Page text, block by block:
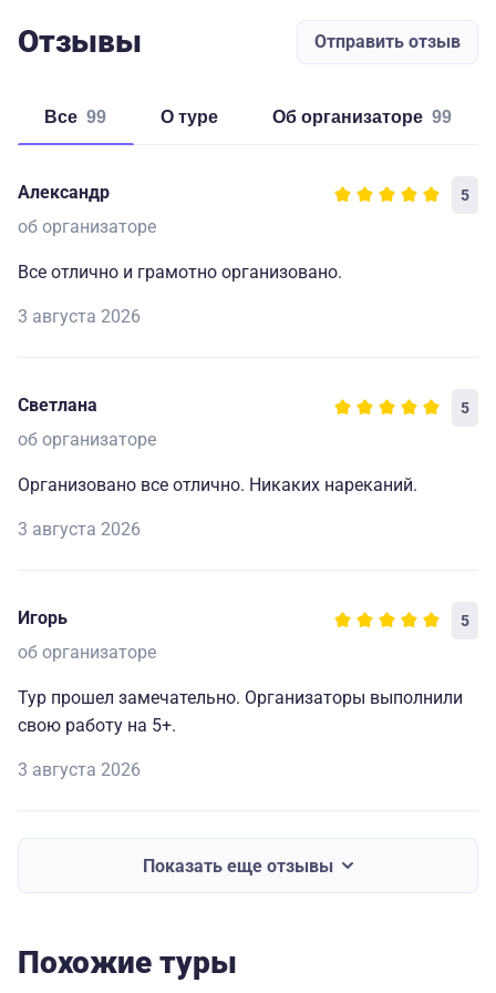
Отзывы Отправить отзыв
Все 99 о туре об организаторе 99
Александр 5
об организаторе
Все отлично и грамотно организовано.
3 августа 2026
Светлана 5
об организаторе
Организовано все отлично. Никаких нареканий.
3 августа 2026
Игорь 5
об организаторе
Тур прошел замечательно. Организаторы выполнили
свою работу на 5+.
3 августа 2026
Показать еще отзывы
Похожие туры